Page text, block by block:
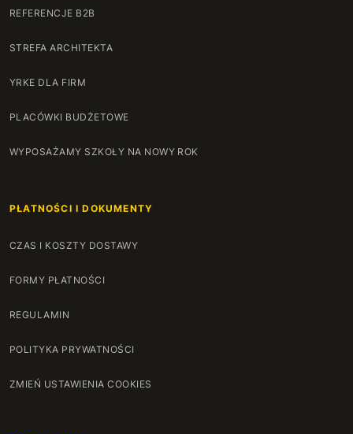
REFERENCJE B2B
STREFA ARCHITEKTA
YRKE DLA FIRM
PLACÓWKI BUDŻETOWE
WYPOSAŻAMY SZKOŁY NA NOWY ROK
PŁATNOŚCI I DOKUMENTY
CZAS I KOSZTY DOSTAWY
FORMY PŁATNOŚCI
REGULAMIN
POLITYKA PRYWATNOŚCI
ZMIEŃ USTAWIENIA COOKIES